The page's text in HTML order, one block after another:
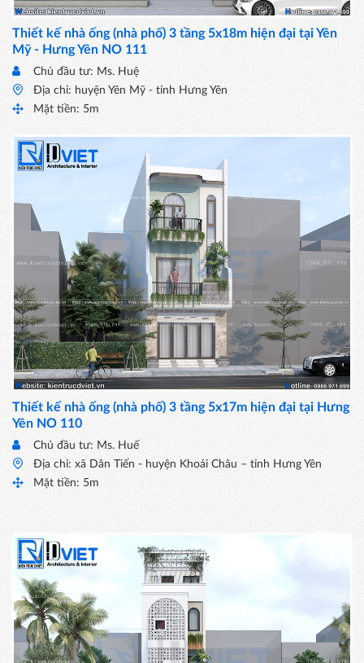
Thiết kế nhà ống (nhà phố) 3 tầng 5x18m hiện đại tại Yên
Mỹ - Hưng Yên NO 111
Chủ đầu tư: Ms. Huệ
Địa chỉ: huyện Yên Mỹ - tỉnh Hưng Yên
Mặt tiền: 5m
Thiết kế nhà ống (nhà phố) 3 tầng 5x17m hiện đại tại Hưng
Yên NO 110
Chủ đầu tư: Ms. Huế
Địa chỉ: xã Dân Tiến - huyện Khoái Châu – tỉnh Hưng Yên
Mặt tiền: 5m